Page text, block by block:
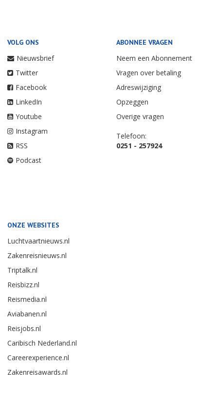
VOLG ONS
Nieuwsbrief
Twitter
Facebook
LinkedIn
Youtube
Instagram
RSS
Podcast
ABONNEE VRAGEN
Neem een Abonnement
Vragen over betaling
Adreswijziging
Opzeggen
Overige vragen
Telefoon:
0251 - 257924
ONZE WEBSITES
Luchtvaartnieuws.nl
Zakenreisnieuws.nl
Triptalk.nl
Reisbizz.nl
Reismedia.nl
Aviabanen.nl
Reisjobs.nl
Caribisch Nederland.nl
Careerexperience.nl
Zakenreisawards.nl